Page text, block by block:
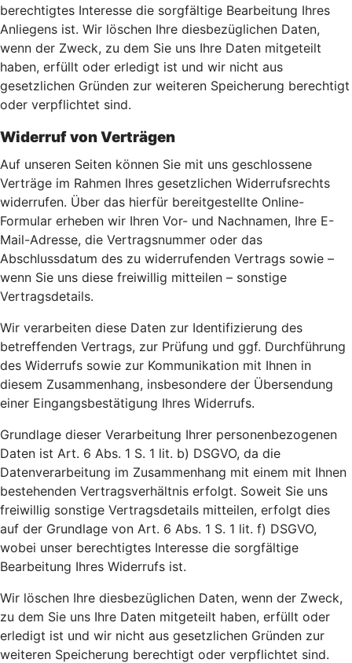
berechtigtes Interesse die sorgfältige Bearbeitung Ihres
Anliegens ist. Wir löschen Ihre diesbezüglichen Daten,
wenn der Zweck, zu dem Sie uns Ihre Daten mitgeteilt
haben, erfüllt oder erledigt ist und wir nicht aus
gesetzlichen Gründen zur weiteren Speicherung berechtigt
oder verpflichtet sind.
Widerruf von Verträgen
Auf unseren Seiten können Sie mit uns geschlossene
Verträge im Rahmen Ihres gesetzlichen Widerrufsrechts
widerrufen. Über das hierfür bereitgestellte Online-
Formular erheben wir Ihren Vor- und Nachnamen, Ihre E-
Mail-Adresse, die Vertragsnummer oder das
Abschlussdatum des zu widerrufenden Vertrags sowie –
wenn Sie uns diese freiwillig mitteilen – sonstige
Vertragsdetails.
Wir verarbeiten diese Daten zur Identifizierung des
betreffenden Vertrags, zur Prüfung und ggf. Durchführung
des Widerrufs sowie zur Kommunikation mit Ihnen in
diesem Zusammenhang, insbesondere der Übersendung
einer Eingangsbestätigung Ihres Widerrufs.
Grundlage dieser Verarbeitung Ihrer personenbezogenen
Daten ist Art. 6 Abs. 1 S. 1 lit. b) DSGVO, da die
Datenverarbeitung im Zusammenhang mit einem mit Ihnen
bestehenden Vertragsverhältnis erfolgt. Soweit Sie uns
freiwillig sonstige Vertragsdetails mitteilen, erfolgt dies
auf der Grundlage von Art. 6 Abs. 1 S. 1 lit. f) DSGVO,
wobei unser berechtigtes Interesse die sorgfältige
Bearbeitung Ihres Widerrufs ist.
Wir löschen Ihre diesbezüglichen Daten, wenn der Zweck,
zu dem Sie uns Ihre Daten mitgeteilt haben, erfüllt oder
erledigt ist und wir nicht aus gesetzlichen Gründen zur
weiteren Speicherung berechtigt oder verpflichtet sind.